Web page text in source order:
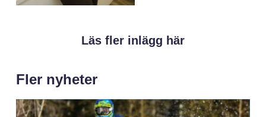
Läs fler inlägg här
Fler nyheter